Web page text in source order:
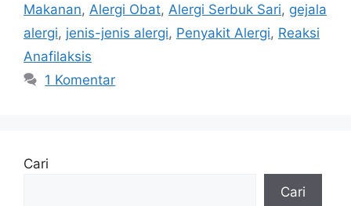
Makanan, Alergi Obat, Alergi Serbuk Sari, gejala
alergi, jenis-jenis alergi, Penyakit Alergi, Reaksi
Anafilaksis
1 Komentar
Cari
Cari